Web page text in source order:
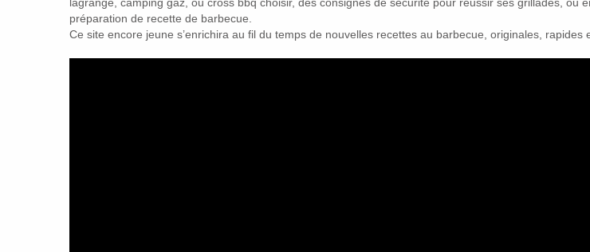
préparation de recette de barbecue.
Ce site encore jeune s’enrichira au fil du temps de nouvelles recettes au barbecue, originales, rapides